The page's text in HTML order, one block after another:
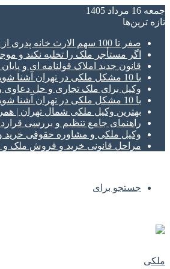
جمعه 16 مرداد 1405
تازه‌ ترین‌ها
صفر تا 100 سهم الارث خانه پدری از تقسیم ارث تا فروش و افراز ملک ورثه ای
اگر مستأجر ملک را تخلیه نکند و
قانون جدید املاک قولنامه ای و
با 10 مشکل ملکی در تهران آشنا شوید | راه حل‌ها کدامند؟
وکیل برای ملک تجاری و حل دعاوی
با 10 مشکل ملکی در تهران آشنا شوید | راه حل‌ها کدامند؟
بهترین وکیل ملکی شمال تهران |
راهنمای جامع تنظیم و بررسی
وکیل ملکی و مشاوره حقوقی
مراحل قانونی خرید و فروش ملک
جستجو برای